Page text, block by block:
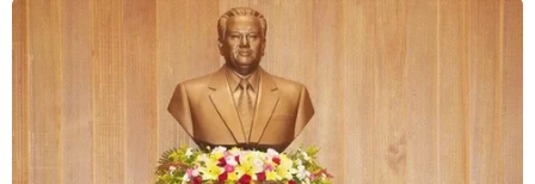
liên lạc chặt chẽ với các cơ quan chức năng sở
tại trong vụ việc này./.
(TTXVN/Vietnam+)